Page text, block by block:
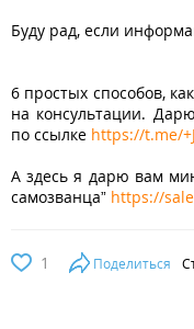
Буду рад, если
6 простых способов,
на консультации.
по ссылке https://t.me/
А здесь я дарю вам
самозванца” https://
1 Поделиться